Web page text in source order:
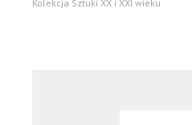
Kolekcja Sztuki XX i XXI wieku